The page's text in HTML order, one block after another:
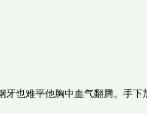
也难平他胸中血气翻腾。手下